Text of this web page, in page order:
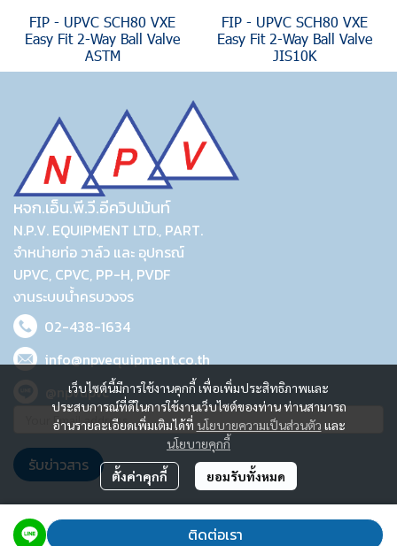
FIP - UPVC SCH80 VXE
Easy Fit 2-Way Ball Valve
ASTM
FIP - UPVC SCH80 VXE
Easy Fit 2-Way Ball Valve
JIS10K
ติดต่อเรา
เว็บไซต์นี้มีการใช้งานคุกกี้ เพื่อเพิ่มประสิทธิภาพและ
ประสบการณ์ที่ดีในการใช้งานเว็บไซต์ของท่าน ท่านสามารถ
อ่านรายละเอียดเพิ่มเติมได้ที่ นโยบายความเป็นส่วนตัว และ
นโยบายคุกกี้
ตั้งค่าคุกกี้ ยอมรับทั้งหมด
หจก.เอ็น.พี.วี.อีควิปเม้นท์
N.P.V. EQUIPMENT LTD., PART.
จำหน่ายท่อ วาล์ว และ อุปกรณ์
UPVC, CPVC, PP-H, PVDF
งานระบบน้ำครบวงจร
02-438-1634
info@npvequipment.co.th
@npvupvc
รับข่าวสาร
2023 © N.P.V. EQUIPMENT LTD., PART.